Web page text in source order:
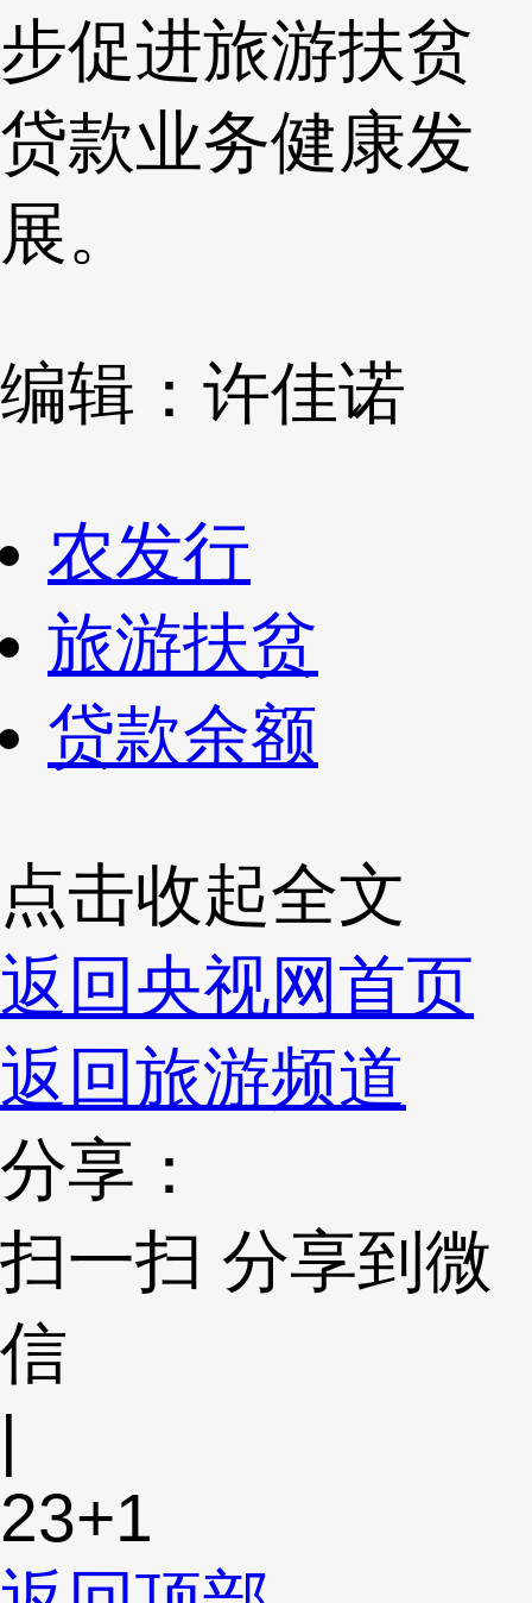
步促进旅游扶贫
贷款业务健康发
展。
编辑：许佳诺
农发行
旅游扶贫
贷款余额
点击收起全文
返回央视网首页
返回旅游频道
分享：
扫一扫 分享到微
信
|
23+1